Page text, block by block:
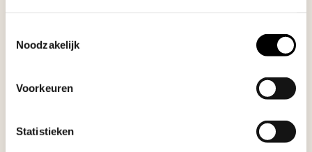
Noodzakelijk
Voorkeuren
Statistieken
Veelgestelde vragen
Wordt de behandeling van pijn aan het
Hoe lang duurt een behandeling?